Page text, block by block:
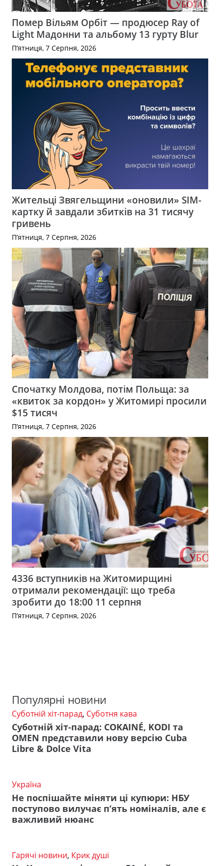
Помер Вільям Орбіт — продюсер Ray of
Light Мадонни та альбому 13 гурту Blur
П’ятниця, 7 Серпня, 2026
Жительці Звягельщини «оновили» SIM-
картку й завдали збитків на 31 тисячу
гривень
П’ятниця, 7 Серпня, 2026
Спочатку Молдова, потім Польща: за
«квиток за кордон» у Житомирі просили
$15 тисяч
П’ятниця, 7 Серпня, 2026
4336 вступників на Житомирщині
отримали рекомендації: що треба
зробити до 18:00 11 серпня
П’ятниця, 7 Серпня, 2026
Популярні новини
Суботній хіт-парад, Суботня кава
Суботній хіт-парад: COKAINÉ, KODI та
OMEN представили нову версію Cuba
Libre & Dolce Vita
Україна
Не поспішайте міняти ці купюри: НБУ
поступово вилучає п’ять номіналів, але є
важливий нюанс
Гарячі новини, Крик душі